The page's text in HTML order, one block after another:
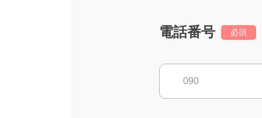
電話番号 必須